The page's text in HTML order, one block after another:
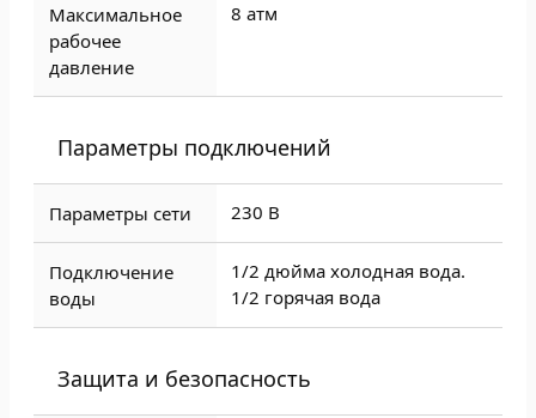
Максимальное
рабочее
давление
8 атм
Параметры подключений
Параметры сети 230 В
Подключение
воды
1/2 дюйма холодная вода.
1/2 горячая вода
Защита и безопасность